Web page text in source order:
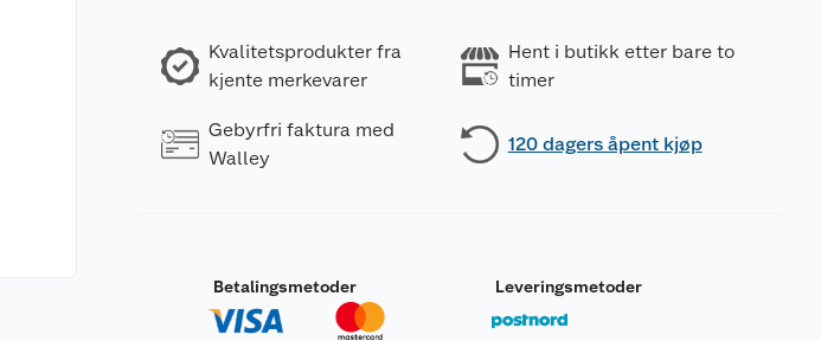
Kvalitetsprodukter fra
kjente merkevarer
Hent i butikk etter bare to
timer
Gebyrfri faktura med
Walley
120 dagers åpent kjøp
Betalingsmetoder Leveringsmetoder